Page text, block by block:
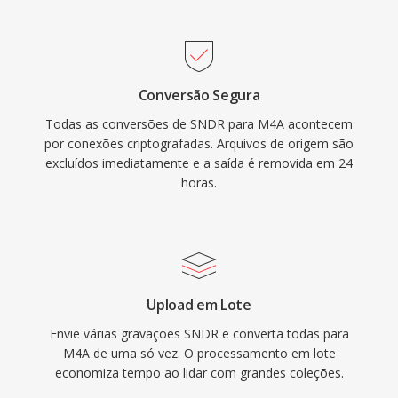
efficiency over older lossy codecs, rich
metadata through the MP4 atom structure
(artwork, chapters, lyrics), and dual-mode
flexibility serving both lossy and lossless
workflows.
Conversão Segura
Todas as conversões de SNDR para M4A acontecem
por conexões criptografadas. Arquivos de origem são
excluídos imediatamente e a saída é removida em 24
horas.
Upload em Lote
Envie várias gravações SNDR e converta todas para
M4A de uma só vez. O processamento em lote
economiza tempo ao lidar com grandes coleções.